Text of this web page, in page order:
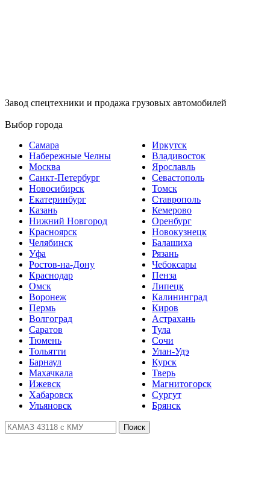
Завод спецтехники и продажа грузовых автомобилей
Выбор города
Самара
Набережные Челны
Москва
Санкт-Петербург
Новосибирск
Екатеринбург
Казань
Нижний Новгород
Красноярск
Челябинск
Уфа
Ростов-на-Дону
Краснодар
Омск
Воронеж
Пермь
Волгоград
Саратов
Тюмень
Тольятти
Барнаул
Махачкала
Ижевск
Хабаровск
Ульяновск
Иркутск
Владивосток
Ярославль
Севастополь
Томск
Ставрополь
Кемерово
Оренбург
Новокузнецк
Балашиха
Рязань
Чебоксары
Пенза
Липецк
Калининград
Киров
Астрахань
Тула
Сочи
Улан-Удэ
Курск
Тверь
Магнитогорск
Сургут
Брянск
Поиск